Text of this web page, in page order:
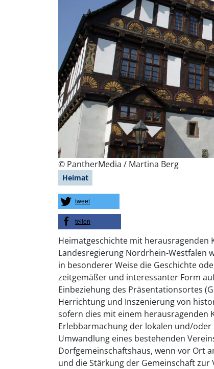
© PantherMedia / Martina Berg
Heimat
tweet
teilen
Heimatgeschichte mit
Landesregierung Nordrhein-Westfalen
in besonderer Weise die Geschichte
zeitgemäßer und interessanter Form
Einbeziehung des Präsentationsortes
Herrichtung und Inszenierung von
sofern dies mit einem
Erlebbarmachung der lokalen und/
Umwandlung eines bestehenden
Dorfgemeinschaftshaus, wenn vor Ort
und die Stärkung der Gemeinschaft zur